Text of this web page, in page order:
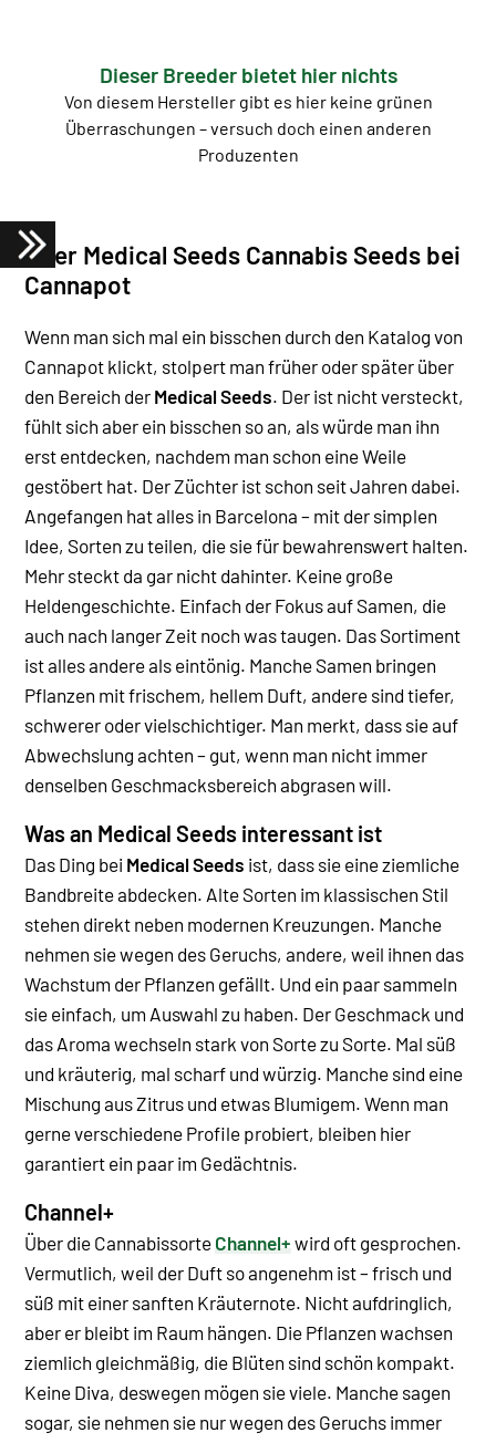
Dieser Breeder bietet hier nichts
Von diesem Hersteller gibt es hier keine grünen
Überraschungen – versuch doch einen anderen
Produzenten
Über Medical Seeds Cannabis Seeds bei
Cannapot
Wenn man sich mal ein bisschen durch den Katalog von
Cannapot klickt, stolpert man früher oder später über
den Bereich der Medical Seeds. Der ist nicht versteckt,
fühlt sich aber ein bisschen so an, als würde man ihn
erst entdecken, nachdem man schon eine Weile
gestöbert hat. Der Züchter ist schon seit Jahren dabei.
Angefangen hat alles in Barcelona – mit der simplen
Idee, Sorten zu teilen, die sie für bewahrenswert halten.
Mehr steckt da gar nicht dahinter. Keine große
Heldengeschichte. Einfach der Fokus auf Samen, die
auch nach langer Zeit noch was taugen. Das Sortiment
ist alles andere als eintönig. Manche Samen bringen
Pflanzen mit frischem, hellem Duft, andere sind tiefer,
schwerer oder vielschichtiger. Man merkt, dass sie auf
Abwechslung achten – gut, wenn man nicht immer
denselben Geschmacksbereich abgrasen will.
Was an Medical Seeds interessant ist
Das Ding bei Medical Seeds ist, dass sie eine ziemliche
Bandbreite abdecken. Alte Sorten im klassischen Stil
stehen direkt neben modernen Kreuzungen. Manche
nehmen sie wegen des Geruchs, andere, weil ihnen das
Wachstum der Pflanzen gefällt. Und ein paar sammeln
sie einfach, um Auswahl zu haben. Der Geschmack und
das Aroma wechseln stark von Sorte zu Sorte. Mal süß
und kräuterig, mal scharf und würzig. Manche sind eine
Mischung aus Zitrus und etwas Blumigem. Wenn man
gerne verschiedene Profile probiert, bleiben hier
garantiert ein paar im Gedächtnis.
Channel+
Über die Cannabissorte Channel+ wird oft gesprochen.
Vermutlich, weil der Duft so angenehm ist – frisch und
süß mit einer sanften Kräuternote. Nicht aufdringlich,
aber er bleibt im Raum hängen. Die Pflanzen wachsen
ziemlich gleichmäßig, die Blüten sind schön kompakt.
Keine Diva, deswegen mögen sie viele. Manche sagen
sogar, sie nehmen sie nur wegen des Geruchs immer